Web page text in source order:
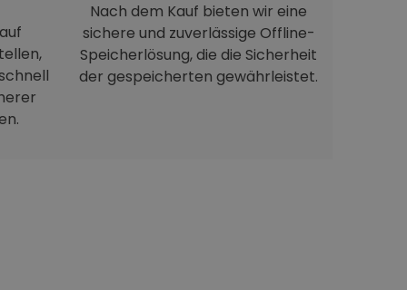
Nach dem Kauf bieten wir eine
sichere und zuverlässige Offline-
Speicherlösung, die die Sicherheit
der gespeicherten gewährleistet.